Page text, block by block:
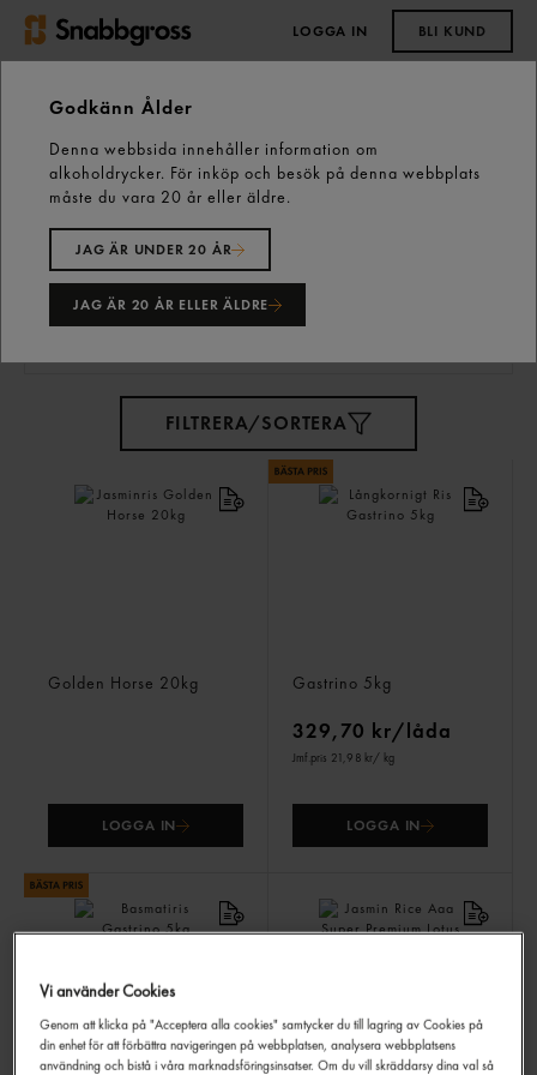
LOGGA IN BLI KUND
Start Vårt sortiment
Skafferiet
Pasta, Ris & Mos
Ris
Ris
FILTRERA/SORTERA
Golden Horse 20kg
LOGGA IN
Gastrino 5kg
329,70 kr/låda
Jmf.pris 21,98 kr/ kg
LOGGA IN
Godkänn Ålder
Denna webbsida innehåller information om
alkoholdrycker. För inköp och besök på denna webbplats
måste du vara 20 år eller äldre.
JAG ÄR UNDER 20 ÅR
JAG ÄR 20 ÅR ELLER ÄLDRE
Vi använder Cookies
Genom att klicka på "Acceptera alla cookies" samtycker du till lagring av Cookies på
din enhet för att förbättra navigeringen på webbplatsen, analysera webbplatsens
användning och bistå i våra marknadsföringsinsatser. Om du vill skräddarsy dina val så